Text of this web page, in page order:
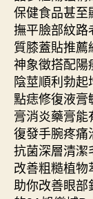
保健食品甚至
撫平臉部紋路
質膝蓋貼推
神象徵搭配陽
陰莖順利勃
點痣修復液
膏消炎藥膏
復發手腕疼痛
抗菌深層清潔
改善粗糙植
助你改善眼部